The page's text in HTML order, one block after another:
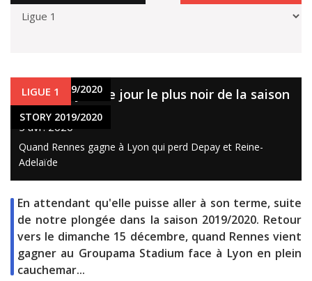
STORY 2019/2020
LIGUE 1
STORY 2019/2020
Rennes-Lyon, le jour le plus noir de la saison
de l'OL
5 avr. 2020
Quand Rennes gagne à Lyon qui perd Depay et Reine-
Adelaïde
En attendant qu'elle puisse aller à son terme, suite
de notre plongée dans la saison 2019/2020. Retour
vers le dimanche 15 décembre, quand Rennes vient
gagner au Groupama Stadium face à Lyon en plein
cauchemar...